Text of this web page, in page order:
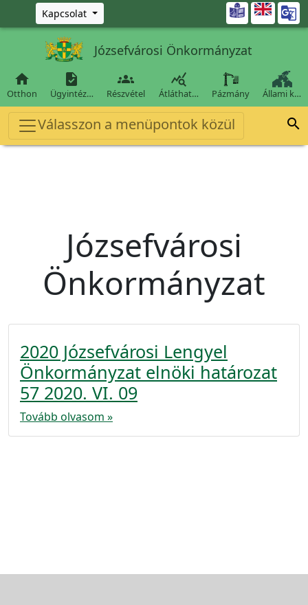
Ugrás a fő tartalomra
Kapcsolat 
Józsefvárosi Önkormányzat

Otthon

Ügyintéz…

Részvétel

Átláthat… Pázmány Állami k…
Válasszon a menüpontok közül 
Józsefvárosi
Önkormányzat
2020 Józsefvárosi Lengyel
Önkormányzat elnöki határozat
57 2020. VI. 09
Tovább olvasom »